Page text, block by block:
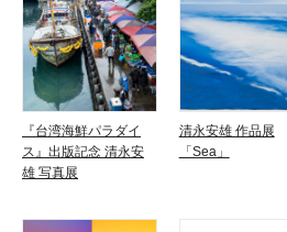
『台湾海鮮パラダイ
ス』出版記念 清永安
雄 写真展
清永安雄 作品展
「Sea」